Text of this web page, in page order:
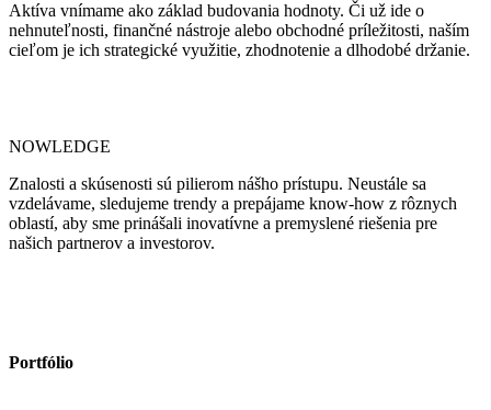
Aktíva vnímame ako základ budovania hodnoty. Či už ide o
nehnuteľnosti, finančné nástroje alebo obchodné príležitosti, naším
cieľom je ich strategické využitie, zhodnotenie a dlhodobé držanie.
NOWLEDGE
Znalosti a skúsenosti sú pilierom nášho prístupu. Neustále sa
vzdelávame, sledujeme trendy a prepájame know-how z rôznych
oblastí, aby sme prinášali inovatívne a premyslené riešenia pre
našich partnerov a investorov.
Portfólio